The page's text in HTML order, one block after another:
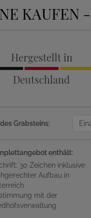
KAUFEN -
Hergestellt in
Deutschland
Grabsteins:
enthält:
30 Zeichen inklusive
Aufbau in
mit der